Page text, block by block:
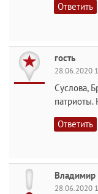
Ответить
гость
28.06.2020
Суслова,
Ответить
28.06.2020